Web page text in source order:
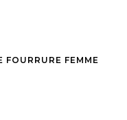
FOURRURE FEMME